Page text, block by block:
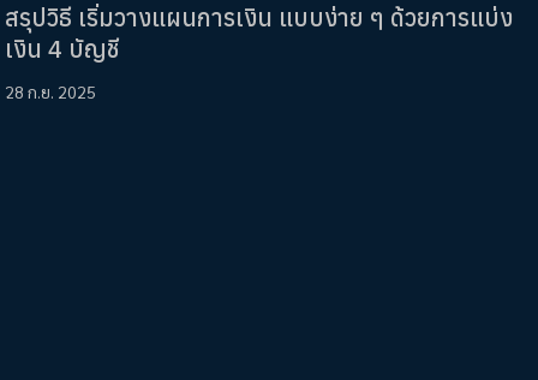
สรุปวิธี เริ่มวางแผนการเงิน แบบง่าย ๆ ด้วยการแบ่ง
เงิน 4 บัญชี
28 ก.ย. 2025